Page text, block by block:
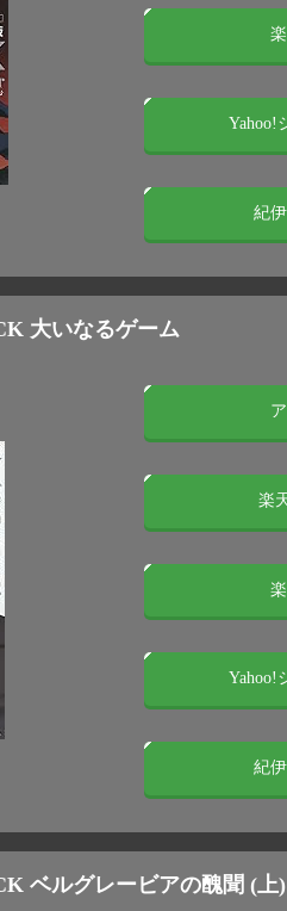
Yahoo!
紀
大いなるゲーム
楽
Yahoo!
紀
ベルグレービアの醜聞 (上)